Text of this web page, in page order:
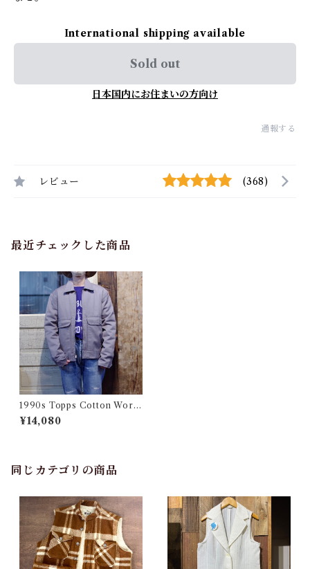
International shipping available
Sold out
日本国内にお住まいの方向け
通報する
レビュー (368)
最近チェックした商品
1990s Topps Cotton Work
Jacket Made in USA / 90年
代 ワーク ジャケット Size 34
¥14,080
同じカテゴリの商品